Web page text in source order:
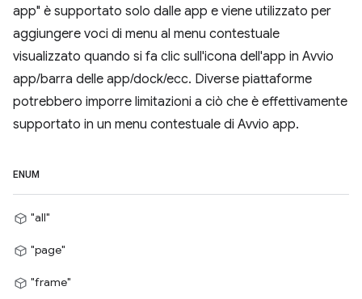
app" è supportato solo dalle app e viene utilizzato per
aggiungere voci di menu al menu contestuale
visualizzato quando si fa clic sull'icona dell'app in Avvio
app/barra delle app/dock/ecc. Diverse piattaforme
potrebbero imporre limitazioni a ciò che è effettivamente
supportato in un menu contestuale di Avvio app.
ENUM
"all"
"page"
"frame"